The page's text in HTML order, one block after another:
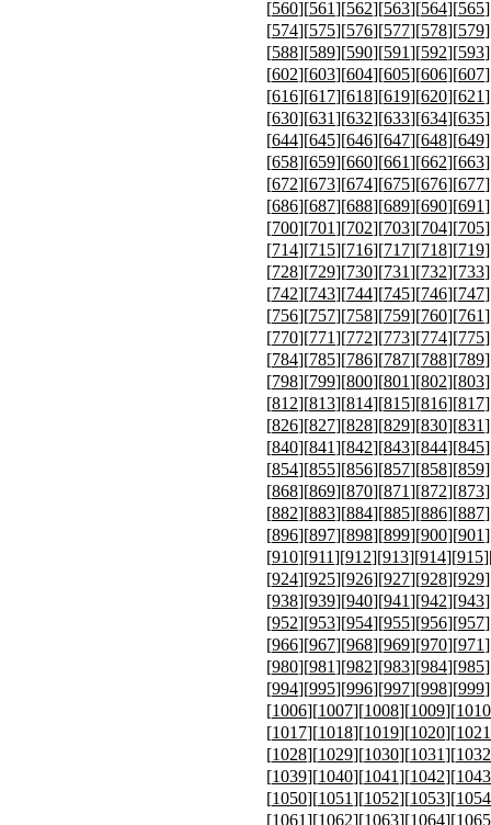
[560][561][562][563][564][565
[574][575][576][577][578][579
[588][589][590][591][592][593
[602][603][604][605][606][607
[616][617][618][619][620][621
[630][631][632][633][634][635
[644][645][646][647][648][649
[658][659][660][661][662][663
[672][673][674][675][676][677
[686][687][688][689][690][691
[700][701][702][703][704][705
[714][715][716][717][718][719
[728][729][730][731][732][733
[742][743][744][745][746][747
[756][757][758][759][760][761
[770][771][772][773][774][775
[784][785][786][787][788][789
[798][799][800][801][802][803
[812][813][814][815][816][817
[826][827][828][829][830][831
[840][841][842][843][844][845
[854][855][856][857][858][859
[868][869][870][871][872][873
[882][883][884][885][886][887
[896][897][898][899][900][901
[910][911][912][913][914][915
[924][925][926][927][928][929
[938][939][940][941][942][943
[952][953][954][955][956][957
[966][967][968][969][970][971
[980][981][982][983][984][985
[994][995][996][997][998][999
[1006][1007][1008][1009][1010
[1017][1018][1019][1020][1021
[1028][1029][1030][1031][1032
[1039][1040][1041][1042][1043
[1050][1051][1052][1053][1054
[1061][1062][1063][1064][1065